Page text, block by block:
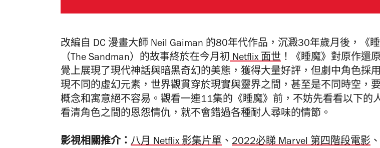
改編自 DC 漫畫大師 Neil Gaiman 的80年代作品， 沉澱30年歲月後，《睡
（The Sandman）的故事終於在今月初Netflix 面世 ！《睡魔》 對原作還
覺上展現了 現代神話與暗黑奇幻的美態，獲得大量好評 ，但劇中角色採
現不同的虛幻元素，世界觀貫穿於現實與靈界之間，甚至是不同時空，
概念和寓意絕不容易。觀看一連11集的 《睡魔》前，不妨先看看以下的
看清角色之間的恩怨情仇，就不會錯過各種耐人尋味的情節。
影視相關推介： 八月 Netflix 影集片單 、 2022必睇 Marvel 第四階段電影 、